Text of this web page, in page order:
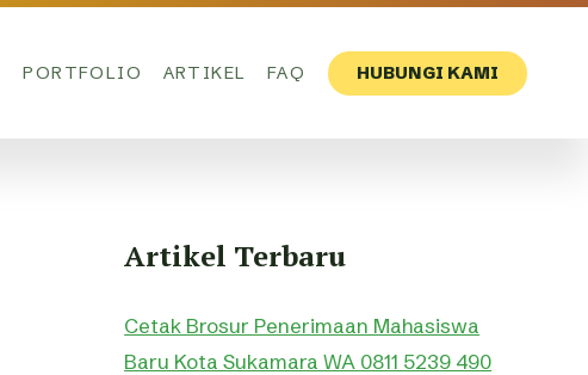
PORTFOLIO ARTIKEL FAQ HUBUNGI KAMI
Artikel Terbaru
Cetak Brosur Penerimaan Mahasiswa
Baru Kota Sukamara WA 0811 5239 490